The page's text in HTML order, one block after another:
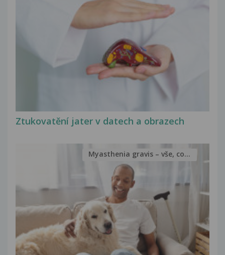
Ztukovatění jater v datech a obrazech
Myasthenia gravis – vše, co...